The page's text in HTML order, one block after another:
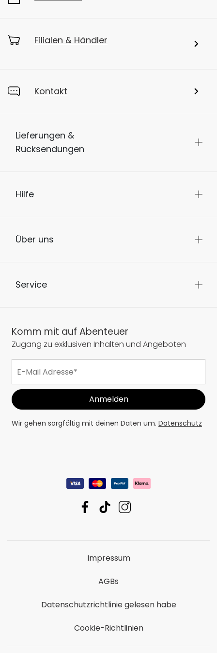
Filialen & Händler
Kontakt
Lieferungen &
Rücksendungen
Hilfe
Über uns
Service
Komm mit auf Abenteuer
Zugang zu exklusiven Inhalten und Angeboten
Wir gehen sorgfältig mit deinen Daten um. Datenschutz
Impressum
AGBs
Datenschutzrichtlinie gelesen habe
Cookie-Richtlinien